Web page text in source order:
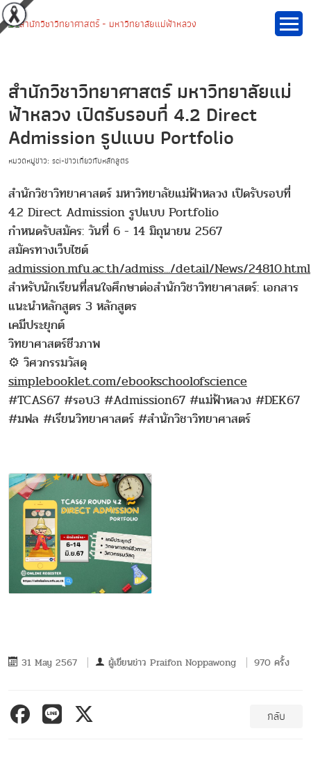
สำนักวิชาวิทยาศาสตร์ มหาวิทยาลัยแม่
ฟ้าหลวง เปิดรับรอบที่ 4.2 Direct
Admission รูปแบบ Portfolio
หมวดหมู่ข่าว: sci-ข่าวเกี่ยวกับหลักสูตร
สำนักวิชาวิทยาศาสตร์ มหาวิทยาลัยแม่ฟ้าหลวง เปิดรับรอบที่
4.2 Direct Admission รูปแบบ Portfolio
กำหนดรับสมัคร: วันที่ 6 - 14 มิถุนายน 2567
สมัครทางเว็บไซต์
admission.mfu.ac.th/admiss.../detail/News/24810.html
สำหรับนักเรียนที่สนใจศึกษาต่อสำนักวิชาวิทยาศาสตร์: เอกสาร
แนะนำหลักสูตร 3 หลักสูตร
เคมีประยุกต์
วิทยาศาสตร์ชีวภาพ
⚙ วิศวกรรมวัสดุ
simplebooklet.com/ebookschoolofscience
#TCAS67 #รอบ3 #Admission67 #แม่ฟ้าหลวง #DEK67
#มฟล #เรียนวิทยาศาสตร์ #สำนักวิชาวิทยาศาสตร์
31 May 2567 ผู้เขียนข่าว Praifon Noppawong 970 ครั้ง
กลับ